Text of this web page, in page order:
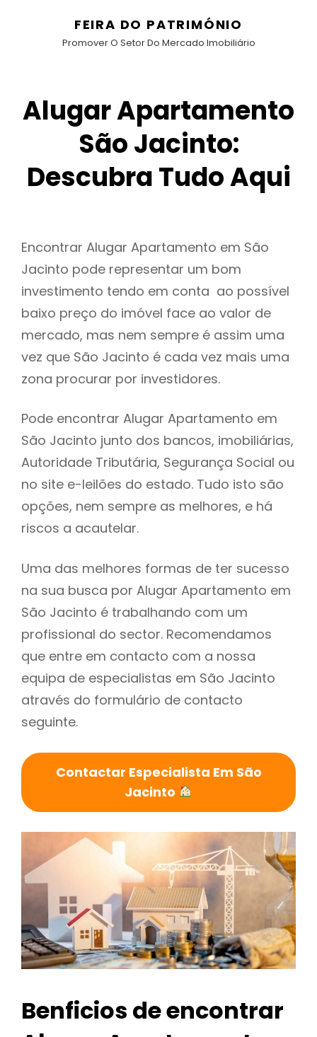
FEIRA DO PATRIMÓNIO
Promover O Setor Do Mercado Imobiliário
Alugar Apartamento
São Jacinto:
Descubra Tudo Aqui
Encontrar Alugar Apartamento em São
Jacinto pode representar um bom
investimento tendo em conta ao possível
baixo preço do imóvel face ao valor de
mercado, mas nem sempre é assim uma
vez que São Jacinto é cada vez mais uma
zona procurar por investidores.
Pode encontrar Alugar Apartamento em
São Jacinto junto dos bancos, imobiliárias,
Autoridade Tributária, Segurança Social ou
no site e-leilões do estado. Tudo isto são
opções, nem sempre as melhores, e há
riscos a acautelar.
Uma das melhores formas de ter sucesso
na sua busca por Alugar Apartamento em
São Jacinto é trabalhando com um
profissional do sector. Recomendamos
que entre em contacto com a nossa
equipa de especialistas em São Jacinto
através do formulário de contacto
seguinte.
Contactar Especialista Em São
Jacinto
Benficios de encontrar